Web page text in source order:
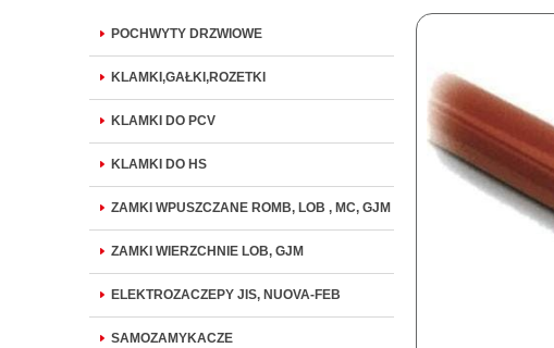
POCHWYTY DRZWIOWE
KLAMKI,GAŁKI,ROZETKI
KLAMKI DO PCV
KLAMKI DO HS
ZAMKI WPUSZCZANE ROMB, LOB , MC, GJM
ZAMKI WIERZCHNIE LOB, GJM
ELEKTROZACZEPY JIS, NUOVA-FEB
SAMOZAMYKACZE